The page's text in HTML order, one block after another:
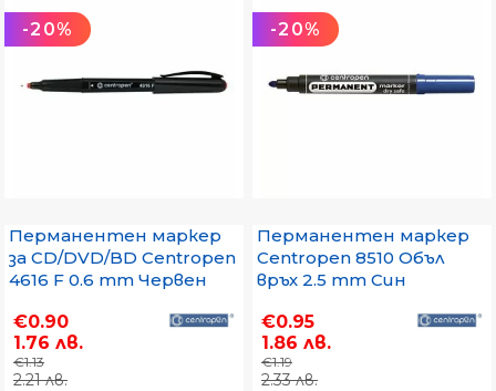
-20%
Перманентен маркер
за CD/DVD/BD Centropen
4616 F 0.6 mm Червен
€0.90
1.76 лв.
€1.13
2.21 лв.
-20%
Перманентен маркер
Centropen 8510 Объл
връх 2.5 mm Син
€0.95
1.86 лв.
€1.19
2.33 лв.